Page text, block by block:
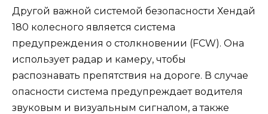
Другой важной системой безопасности Хендай
180 колесного является система
предупреждения о столкновении (FCW). Она
использует радар и камеру, чтобы
распознавать препятствия на дороге. В случае
опасности система предупреждает водителя
звуковым и визуальным сигналом, а также